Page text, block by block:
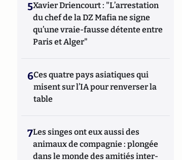
5Xavier Driencourt : "L’arrestation
du chef de la DZ Mafia ne signe
qu’une vraie-fausse détente entre
Paris et Alger"
6Ces quatre pays asiatiques qui
misent sur l’IA pour renverser la
table
7Les singes ont eux aussi des
animaux de compagnie : plongée
dans le monde des amitiés inter-